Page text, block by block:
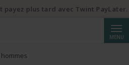
MENU
payez plus tard avec Twint PayLater.